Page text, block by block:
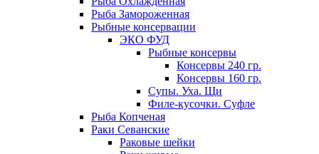
Рыба Замороженная
Рыбные консервации
ЭКО ФУД
Рыбные консервы
Консервы 240 гр.
Консервы 160 гр.
Супы. Уха. Щи
Филе-кусочки. Суфле
Рыба Копченая
Раки Севанские
Раковые шейки